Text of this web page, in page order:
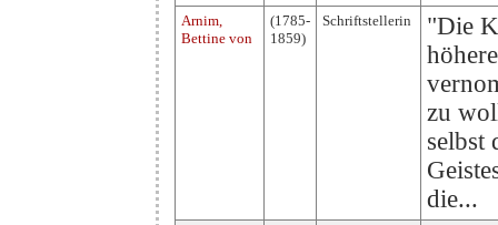
Arnim,
Bettine von
(1785-
1859)
Schriftstellerin
"Die
zu
selbst
die...